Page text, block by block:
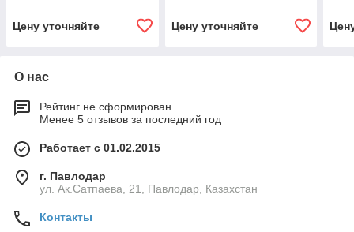
Цену уточняйте Цену уточняйте
О нас
Рейтинг не сформирован
Менее 5 отзывов за последний год
Работает с 01.02.2015
г. Павлодар
ул. Ак.Сатпаева, 21, Павлодар, Казахстан
Контакты